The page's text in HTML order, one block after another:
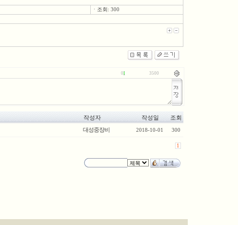
ㆍ조회: 300
0 3500
작성자 작성일 조회
대성중장비 2018-10-01 300
1